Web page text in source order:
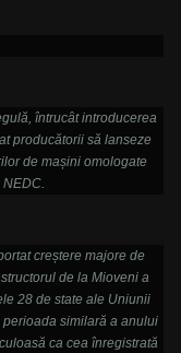
întrucât introducerea
producătorii să lanseze
de mașini omologate
creștere majore de
de la Mioveni a
28 de state ale Uniunii
similară a anului
ca cea înregistrată